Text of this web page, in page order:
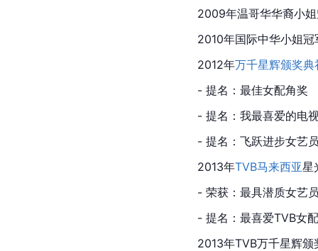
2009年温哥华华裔小
2010年国际中华小姐冠
2012年万千星辉颁奖典
- 提名：最佳女配角奖
- 提名：我最喜爱的电
- 提名：飞跃进步女艺
2013年TVB马来西亚星
- 荣获：最具潜质女艺
- 提名：最喜爱TVB女
2013年TVB万千星辉颁